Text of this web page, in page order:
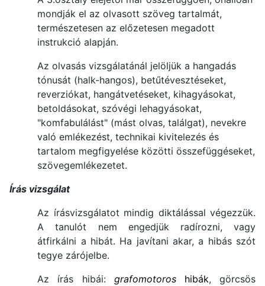
mondják el az olvasott szöveg tartalmát,
természetesen az előzetesen megadott
instrukció alapján.
Az olvasás vizsgálatánál jelöljük a hangadás
tónusát (halk-hangos), betűtévesztéseket,
reverziókat, hangátvetéseket, kihagyásokat,
betoldásokat, szóvégi lehagyásokat,
"komfabulálást" (mást olvas, találgat), nevekre
való emlékezést, technikai kivitelezés és
tartalom megfigyelése közötti összefüggéseket,
szövegemlékezetet.
Írás vizsgálat
Az írásvizsgálatot mindig diktálással végezzük.
A tanulót nem engedjük radírozni, vagy
átfirkálni a hibát. Ha javítani akar, a hibás szót
tegye zárójelbe.
Az írás hibái: grafomotoros hibák, görcsös